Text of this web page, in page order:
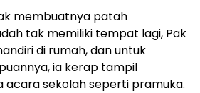
membuatnya patah
tak memiliki tempat lagi, Pak
di rumah, dan untuk
ia kerap tampil
acara sekolah seperti pramuka.